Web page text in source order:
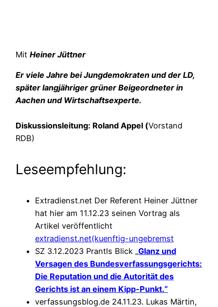
Mit Heiner Jüttner
Er viele Jahre bei Jungdemokraten und der LD,
später langjähriger grüner Beigeordneter in
Aachen und Wirtschaftsexperte.
Diskussionsleitung: Roland Appel (Vorstand
RDB)
Leseempfehlung:
Extradienst.net Der Referent Heiner Jüttner
hat hier am 11.12.23 seinen Vortrag als
Artikel veröffentlicht
extradienst.net(kuenftig-ungebremst
SZ 3.12.2023 Prantls Blick „Glanz und
Versagen des Bundesverfassungsgerichts:
Die Reputation und die Autorität des
Gerichts ist an einem Kipp-Punkt.“
verfassungsblog.de 24.11.23. Lukas Märtin,